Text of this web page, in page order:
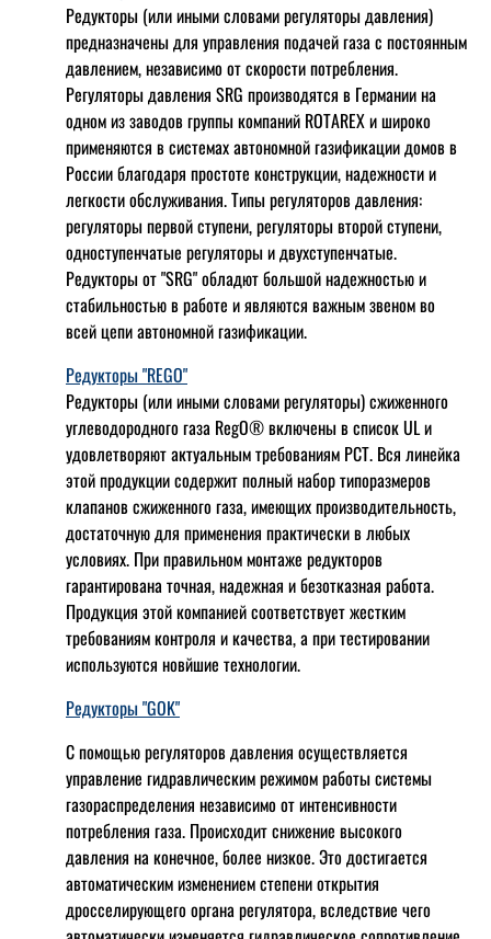
Редукторы (или иными словами регуляторы давления)
предназначены для управления подачей газа с постоянным
давлением, независимо от скорости потребления.
Регуляторы давления SRG производятся в Германии на
одном из заводов группы компаний ROTAREX и широко
применяются в системах автономной газификации домов в
России благодаря простоте конструкции, надежности и
легкости обслуживания. Типы регуляторов давления:
регуляторы первой ступени, регуляторы второй ступени,
одноступенчатые регуляторы и двухступенчатые.
Редукторы от "SRG" обладют большой надежностью и
стабильностью в работе и являются важным звеном во
всей цепи автономной газификации.
Редукторы "REGO"
Редукторы (или иными словами регуляторы) сжиженного
углеводородного газа RegO® включены в список UL и
удовлетворяют актуальным требованиям РСТ. Вся линейка
этой продукции содержит полный набор типоразмеров
клапанов сжиженного газа, имеющих производительность,
достаточную для применения практически в любых
условиях. При правильном монтаже редукторов
гарантирована точная, надежная и безотказная работа.
Продукция этой компанией соответствует жестким
требованиям контроля и качества, а при тестировании
используются новйшие технологии.
Редукторы "GOK"
С помощью регуляторов давления осуществляется
управление гидравлическим режимом работы системы
газораспределения независимо от интенсивности
потребления газа. Происходит снижение высокого
давления на конечное, более низкое. Это достигается
автоматическим изменением степени открытия
дросселирующего органа регулятора, вследствие чего